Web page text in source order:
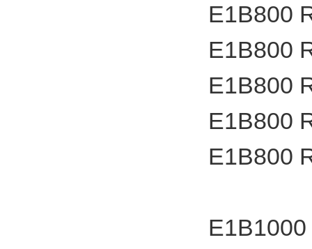
E1B800
E1B800
E1B800
E1B800
E1B800